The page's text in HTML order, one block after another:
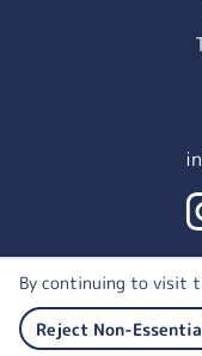
© 2026
By continuing to visit
Reject Non-